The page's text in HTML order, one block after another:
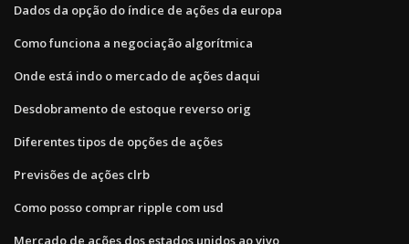
Dados da opção do índice de ações da europa
Como funciona a negociação algorítmica
Onde está indo o mercado de ações daqui
Desdobramento de estoque reverso orig
Diferentes tipos de opções de ações
Previsões de ações clrb
Como posso comprar ripple com usd
Mercado de ações dos estados unidos ao vivo